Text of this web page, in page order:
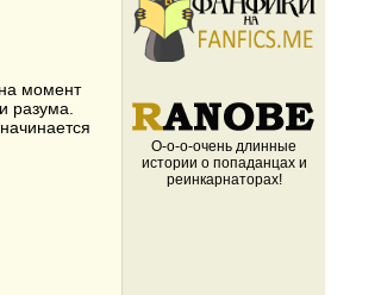
момент
разума.
О-о-о-очень длинные
истории о попаданцах и
реинкарнаторах!